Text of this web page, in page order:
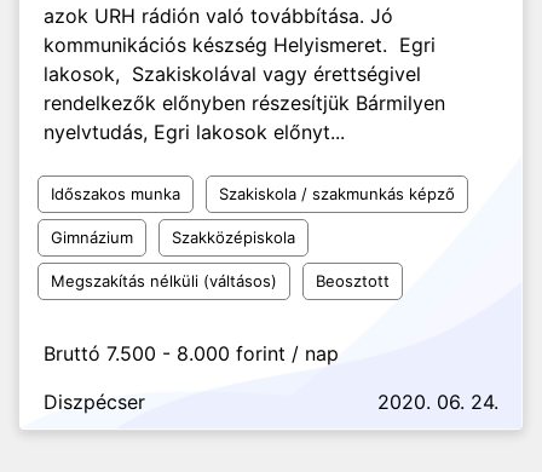
azok URH rádión való továbbítása. Jó
kommunikációs készség Helyismeret. Egri
lakosok, Szakiskolával vagy érettségivel
rendelkezők előnyben részesítjük Bármilyen
nyelvtudás, Egri lakosok előnyt...
Időszakos munka Szakiskola / szakmunkás képző
Gimnázium Szakközépiskola
Megszakítás nélküli (váltásos) Beosztott
Bruttó 7.500 - 8.000 forint / nap
Diszpécser
2020. 06. 24.